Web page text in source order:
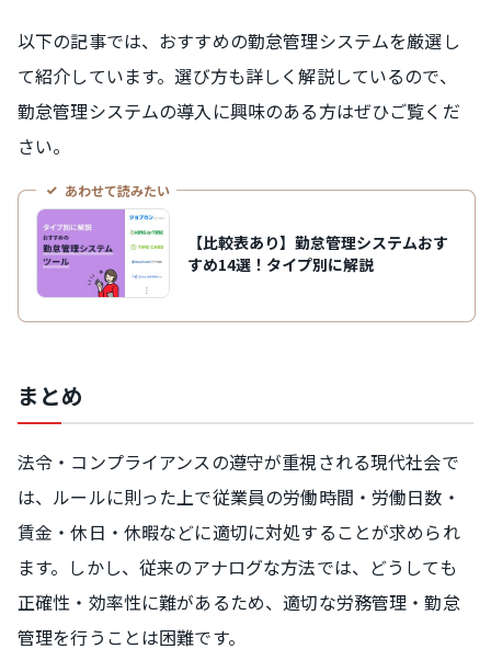
以下の記事では、おすすめの勤怠管理システムを厳選し
て紹介しています。選び方も詳しく解説しているので、
勤怠管理システムの導入に興味のある方はぜひご覧くだ
さい。
あわせて読みたい
【比較表あり】勤怠管理システムおす
すめ14選！タイプ別に解説
まとめ
法令・コンプライアンスの遵守が重視される現代社会で
は、ルールに則った上で従業員の労働時間・労働日数・
賃金・休日・休暇などに適切に対処することが求められ
ます。しかし、従来のアナログな方法では、どうしても
正確性・効率性に難があるため、適切な労務管理・勤怠
管理を行うことは困難です。